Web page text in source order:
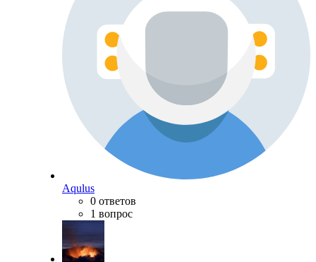
Aqulus
0 ответов
1 вопрос